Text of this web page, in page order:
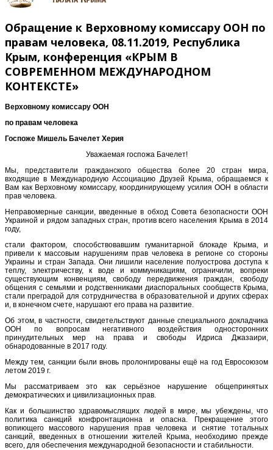
Обращение к Верховному комиссару ООН по
правам человека, 08.11.2019, Республика
Крым, конференция «КРЫМ В
СОВРЕМЕННОМ МЕЖДУНАРОДНОМ
КОНТЕКСТЕ»
Верховному комиссару ООН
по правам человека
Госпоже Мишель Бачелет Херия
Уважаемая госпожа Бачелет!
Мы, представители гражданского общества более 20 стран мира,
входящие в Международную Ассоциацию Друзей Крыма, обращаемся к
Вам как Верховному комиссару, координирующему усилия ООН в области
прав человека.
Неправомерные санкции, введенные в обход Совета безопасности ООН
Украиной и рядом западных стран, против всего населения Крыма в 2014
году,
стали фактором, способствовавшим гуманитарной блокаде Крыма, и
привели к массовым нарушениям прав человека в регионе со стороны
Украины и стран Запада. Они лишили население полуострова доступа к
теплу, электричеству, к воде и коммуникациям, ограничили, вопреки
существующим конвенциям, свободу передвижения граждан, свободу
общения с семьями и родственниками диаспоральных сообществ Крыма,
стали преградой для сотрудничества в образовательной и других сферах
и, в конечном счете, нарушают его права на развитие.
Об этом, в частности, свидетельствуют данные специального докладчика
ООН по вопросам негативного воздействия односторонних
принудительных мер на права и свободы Идриса Джазаири,
обнародованные в 2017 году.
Между тем, санкции были вновь пролонгированы ещё на год Евросоюзом
летом 2019 г.
Мы рассматриваем это как серьёзное нарушение общепринятых
демократических и цивилизационных прав.
Как и большинство здравомыслящих людей в мире, мы убеждены, что
политика санкций конфронтационна и опасна. Прекращение этого
вопиющего массового нарушения прав человека и снятие тотальных
санкций, введенных в отношении жителей Крыма, необходимо прежде
всего, для обеспечения международной безопасности и стабильности.